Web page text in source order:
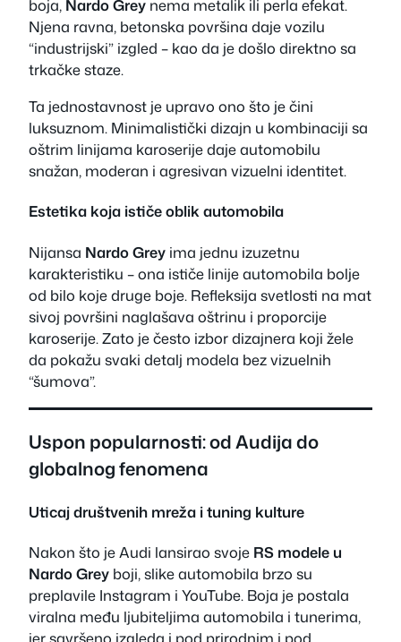
boja, Nardo Grey nema metalik ili perla efekat.
Njena ravna, betonska površina daje vozilu
“industrijski” izgled – kao da je došlo direktno sa
trkačke staze.
Ta jednostavnost je upravo ono što je čini
luksuznom. Minimalistički dizajn u kombinaciji sa
oštrim linijama karoserije daje automobilu
snažan, moderan i agresivan vizuelni identitet.
Estetika koja ističe oblik automobila
Nijansa Nardo Grey ima jednu izuzetnu
karakteristiku – ona ističe linije automobila bolje
od bilo koje druge boje. Refleksija svetlosti na mat
sivoj površini naglašava oštrinu i proporcije
karoserije. Zato je često izbor dizajnera koji žele
da pokažu svaki detalj modela bez vizuelnih
“šumova”.
Uspon popularnosti: od Audija do
globalnog fenomena
Uticaj društvenih mreža i tuning kulture
Nakon što je Audi lansirao svoje RS modele u
Nardo Grey boji, slike automobila brzo su
preplavile Instagram i YouTube. Boja je postala
viralna među ljubiteljima automobila i tunerima,